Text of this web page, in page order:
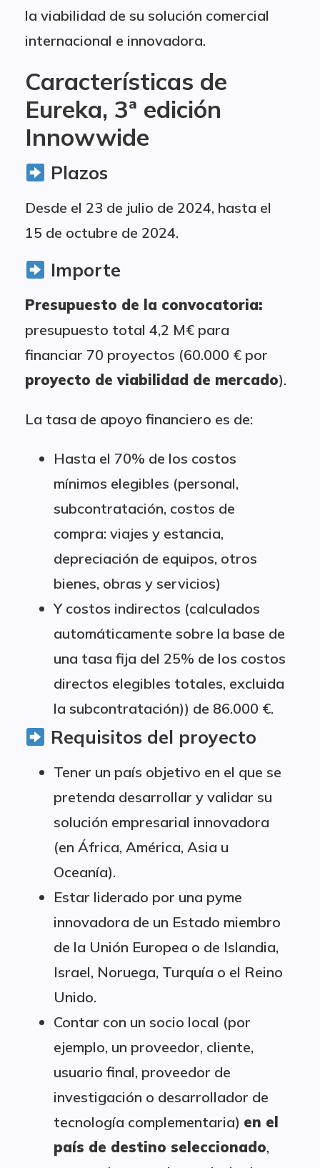
la viabilidad de su solución comercial
internacional e innovadora.
Características de
Eureka, 3ª edición
Innowwide
Plazos
Desde el 23 de julio de 2024, hasta el
15 de octubre de 2024.
Importe
Presupuesto de la convocatoria:
presupuesto total 4,2 M€ para
financiar 70 proyectos (60.000 € por
proyecto de viabilidad de mercado).
La tasa de apoyo financiero es de:
Hasta el 70% de los costos
mínimos elegibles (personal,
subcontratación, costos de
compra: viajes y estancia,
depreciación de equipos, otros
bienes, obras y servicios)
Y costos indirectos (calculados
automáticamente sobre la base de
una tasa fija del 25% de los costos
directos elegibles totales, excluida
la subcontratación)) de 86.000 €.
Requisitos del proyecto
Tener un país objetivo en el que se
pretenda desarrollar y validar su
solución empresarial innovadora
(en África, América, Asia u
Oceanía).
Estar liderado por una pyme
innovadora de un Estado miembro
de la Unión Europea o de Islandia,
Israel, Noruega, Turquía o el Reino
Unido.
Contar con un socio local (por
ejemplo, un proveedor, cliente,
usuario final, proveedor de
investigación o desarrollador de
tecnología complementaria) en el
país de destino seleccionado,